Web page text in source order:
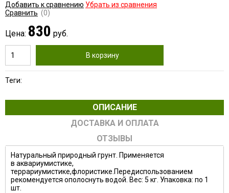
Добавить к сравнению Убрать из сравнения
Сравнить (0)
Цена: 830 руб.
В корзину
Теги:
ОПИСАНИЕ
ДОСТАВКА И ОПЛАТА
ОТЗЫВЫ
Натуральный природный грунт. Применяется
в аквариумистике,
террариумистике,флористике.Передиспользованием
рекомендуется ополоснуть водой. Вес: 5 кг. Упаковка: по 1
шт.